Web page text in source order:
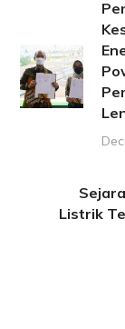
Listrik